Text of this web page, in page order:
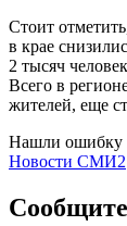
Стоит
в крае
2 тысяч
Всего в
жителей, еще
Нашли ошибку
Новости СМИ2